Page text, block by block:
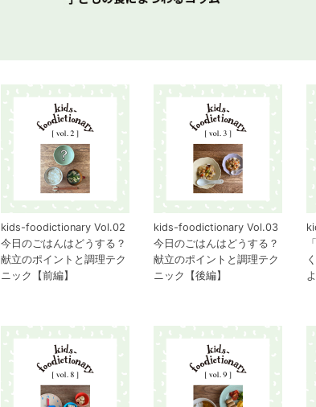
kids-foodictionary Vol.02
今日のごはんはどうする？
献立のポイントと調理テク
ニック【前編】
kids-foodictionary Vol.03
今日のごはんはどうする？
献立のポイントと調理テク
ニック【後編】